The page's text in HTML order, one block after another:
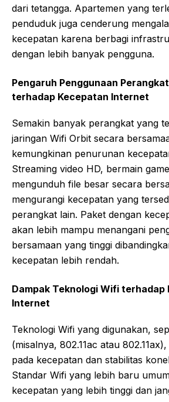
dari tetangga. Apartemen yang
penduduk juga cenderung
kecepatan karena berbagi
dengan lebih banyak pengguna.
Pengaruh Penggunaan
terhadap Kecepatan Internet
Semakin banyak perangkat yang
jaringan Wifi Orbit secara
kemungkinan penurunan
Streaming video HD, bermain
mengunduh file besar secara
mengurangi kecepatan yang
perangkat lain. Paket dengan
akan lebih mampu menangani
bersamaan yang tinggi
kecepatan lebih rendah.
Dampak Teknologi Wifi terhadap
Internet
Teknologi Wifi yang digunakan,
(misalnya, 802.11ac atau
pada kecepatan dan stabilitas
Standar Wifi yang lebih baru
kecepatan yang lebih tinggi dan